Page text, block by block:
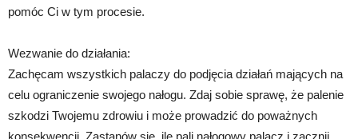
pomóc Ci w tym procesie.
Wezwanie do działania:
Zachęcam wszystkich palaczy do podjęcia działań mających na
celu ograniczenie swojego nałogu. Zdaj sobie sprawę, że palenie
szkodzi Twojemu zdrowiu i może prowadzić do poważnych
konsekwencji. Zastanów się, ile pali nałogowy palacz i zacznij